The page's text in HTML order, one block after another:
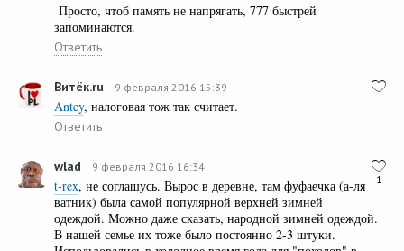
Просто, чтоб память не напрягать, 777 быстрей
запоминаются.
Ответить
Витёк.ru 9 февраля 2016 15:39
Antey, налоговая тож так считает.
Ответить
1
wlad 9 февраля 2016 16:34
t-rex, не соглашусь. Вырос в деревне, там фуфаечка (а-ля
ватник) была самой популярной верхней зимней
одеждой. Можно даже сказать, народной зимней одеждой.
В нашей семье их тоже было постоянно 2-3 штуки.